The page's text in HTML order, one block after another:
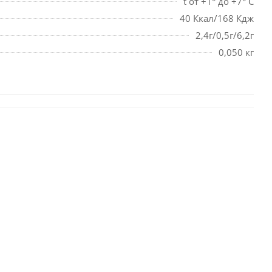
40 Ккал/168 Кдж
2,4г/0,5г/6,2г
0,050 кг